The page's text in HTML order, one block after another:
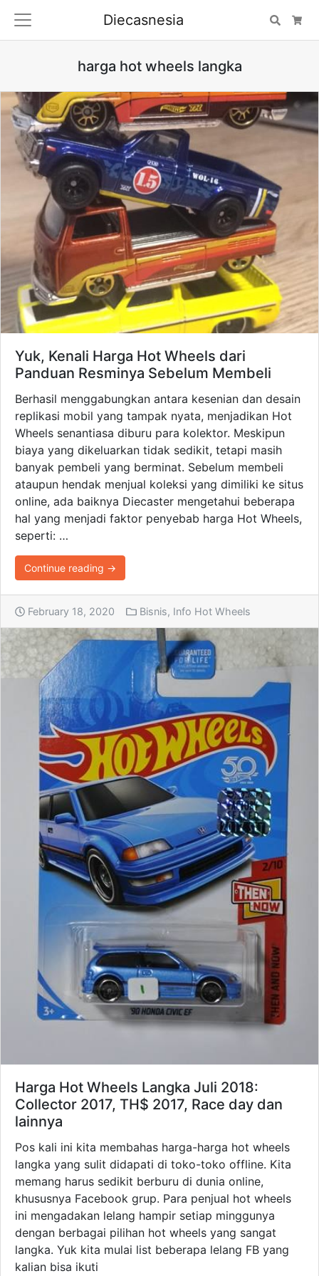
Diecasnesia Search
harga hot wheels langka
Yuk, Kenali Harga Hot Wheels dari
Panduan Resminya Sebelum Membeli
Berhasil menggabungkan antara kesenian dan desain
replikasi mobil yang tampak nyata, menjadikan Hot
Wheels senantiasa diburu para kolektor. Meskipun
biaya yang dikeluarkan tidak sedikit, tetapi masih
banyak pembeli yang berminat. Sebelum membeli
ataupun hendak menjual koleksi yang dimiliki ke situs
online, ada baiknya Diecaster mengetahui beberapa
hal yang menjadi faktor penyebab harga Hot Wheels,
seperti: …
Continue reading →
February 18, 2020 Bisnis, Info Hot Wheels
Harga Hot Wheels Langka Juli 2018:
Collector 2017, TH$ 2017, Race day dan
lainnya
Pos kali ini kita membahas harga-harga hot wheels
langka yang sulit didapati di toko-toko offline. Kita
memang harus sedikit berburu di dunia online,
khususnya Facebook grup. Para penjual hot wheels
ini mengadakan lelang hampir setiap minggunya
dengan berbagai pilihan hot wheels yang sangat
langka. Yuk kita mulai list beberapa lelang FB yang
kalian bisa ikuti